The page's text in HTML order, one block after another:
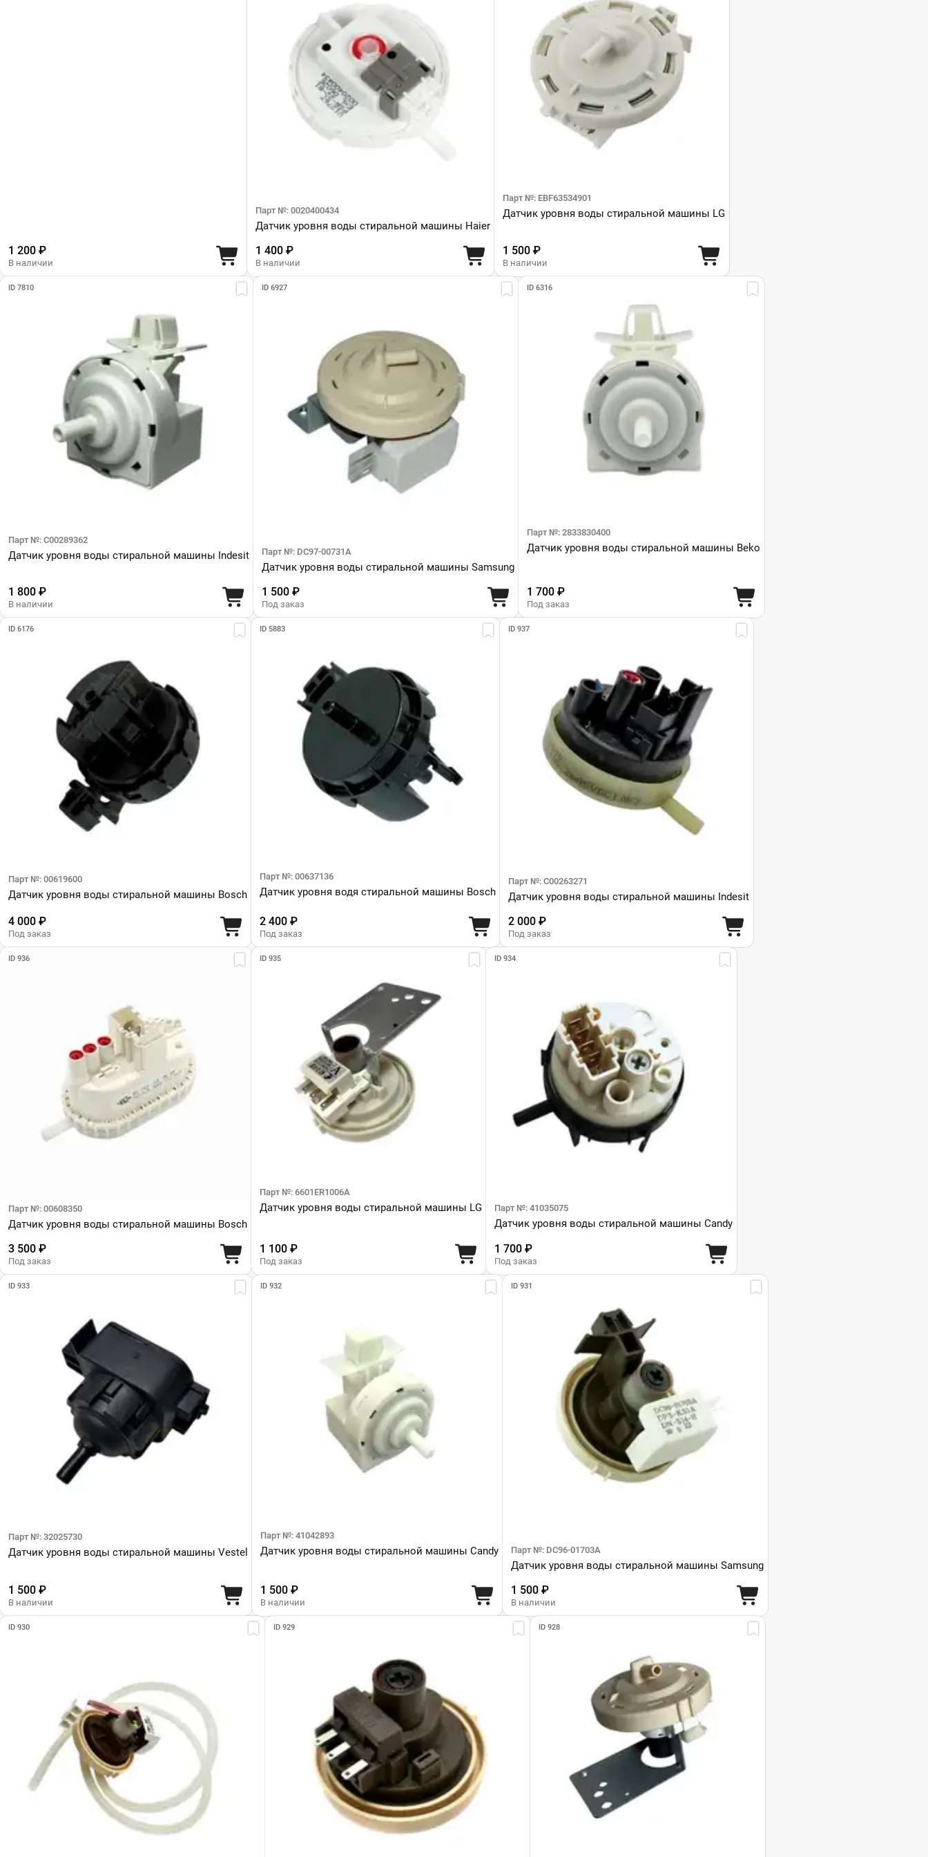
1 200 ₽
В наличии
Парт №: 0020400434
Датчик уровня воды стиральной машины Haier
1 400 ₽
В наличии
Парт №: EBF63534901
Датчик уровня воды стиральной машины LG
1 500 ₽
В наличии
ID 7810
Парт №: C00289362
Датчик уровня воды стиральной машины Indesit
1 800 ₽
В наличии
ID 6927
Парт №: DC97-00731A
Датчик уровня воды стиральной машины Samsung
1 500 ₽
Под заказ
ID 6316
Парт №: 2833830400
Датчик уровня воды стиральной машины Beko
1 700 ₽
Под заказ
ID 6176
Парт №: 00619600
Датчик уровня воды стиральной машины Bosch
4 000 ₽
Под заказ
ID 5883
Парт №: 00637136
Датчик уровня водя стиральной машины Bosch
2 400 ₽
Под заказ
ID 937
Парт №: C00263271
Датчик уровня воды стиральной машины Indesit
2 000 ₽
Под заказ
ID 936
Парт №: 00608350
Датчик уровня воды стиральной машины Bosch
3 500 ₽
Под заказ
ID 935
Парт №: 6601ER1006A
Датчик уровня воды стиральной машины LG
1 100 ₽
Под заказ
ID 934
Парт №: 41035075
Датчик уровня воды стиральной машины Candy
1 700 ₽
Под заказ
ID 933
Парт №: 32025730
Датчик уровня воды стиральной машины Vestel
1 500 ₽
В наличии
ID 932
Парт №: 41042893
Датчик уровня воды стиральной машины Candy
1 500 ₽
В наличии
ID 931
Парт №: DC96-01703A
Датчик уровня воды стиральной машины Samsung
1 500 ₽
В наличии
ID 930 ID 929 ID 928